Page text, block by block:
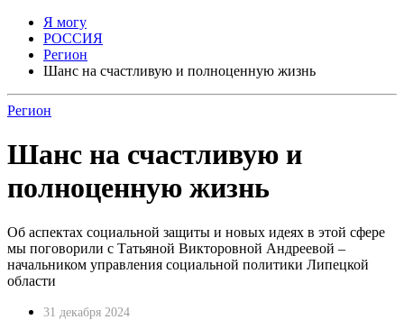
Я могу
РОССИЯ
Регион
Шанс на счастливую и полноценную жизнь
Регион
Шанс на счастливую и
полноценную жизнь
Об аспектах социальной защиты и новых идеях в этой сфере
мы поговорили с Татьяной Викторовной Андреевой –
начальником управления социальной политики Липецкой
области
31 декабря 2024